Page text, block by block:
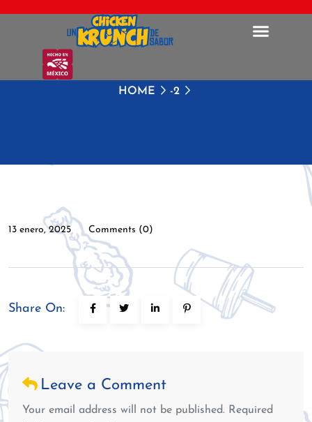
HOME -2
13 enero, 2025 Comments (0)
Share On:
Leave a Comment
Your email address will not be published. Required